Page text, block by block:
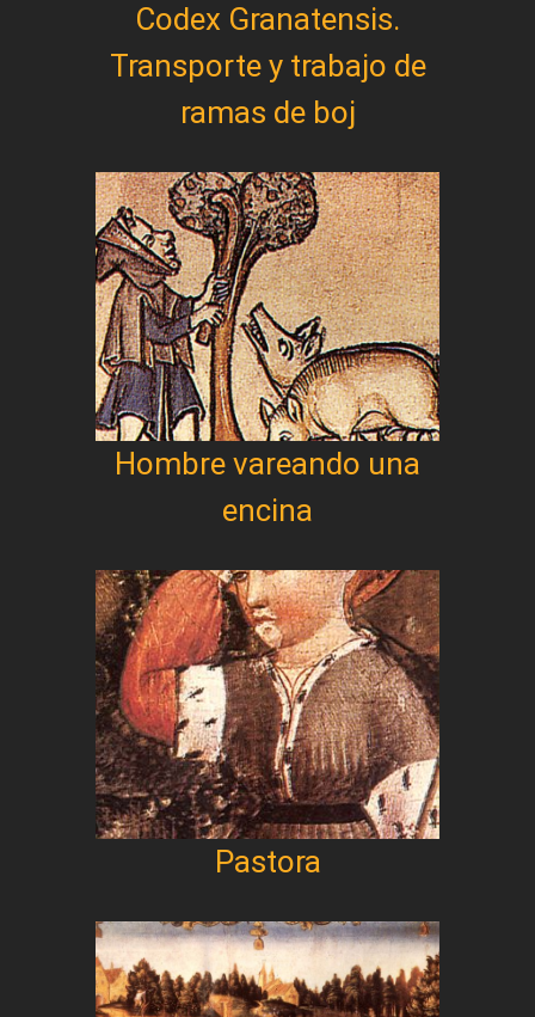
Codex Granatensis.
Transporte y trabajo de
ramas de boj
Hombre vareando una
encina
Pastora